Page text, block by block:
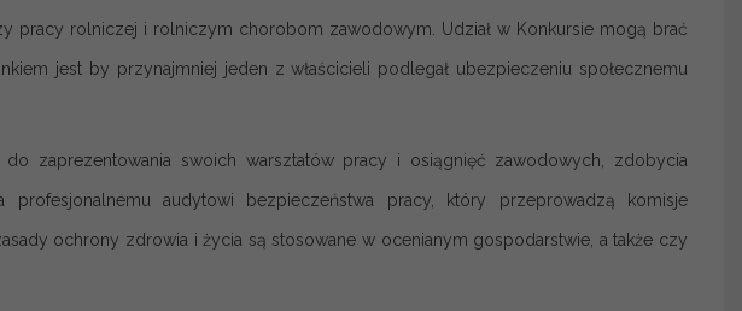
pracy rolniczej i rolniczym chorobom zawodowym. Udział w Konkursie mogą brać
jest by przynajmniej jeden z właścicieli podlegał ubezpieczeniu społecznemu
do zaprezentowania swoich warsztatów pracy i osiągnięć zawodowych, zdobycia
audytowi bezpieczeństwa pracy, który przeprowadzą komisje
ochrony zdrowia i życia są stosowane w ocenianym gospodarstwie, a także czy